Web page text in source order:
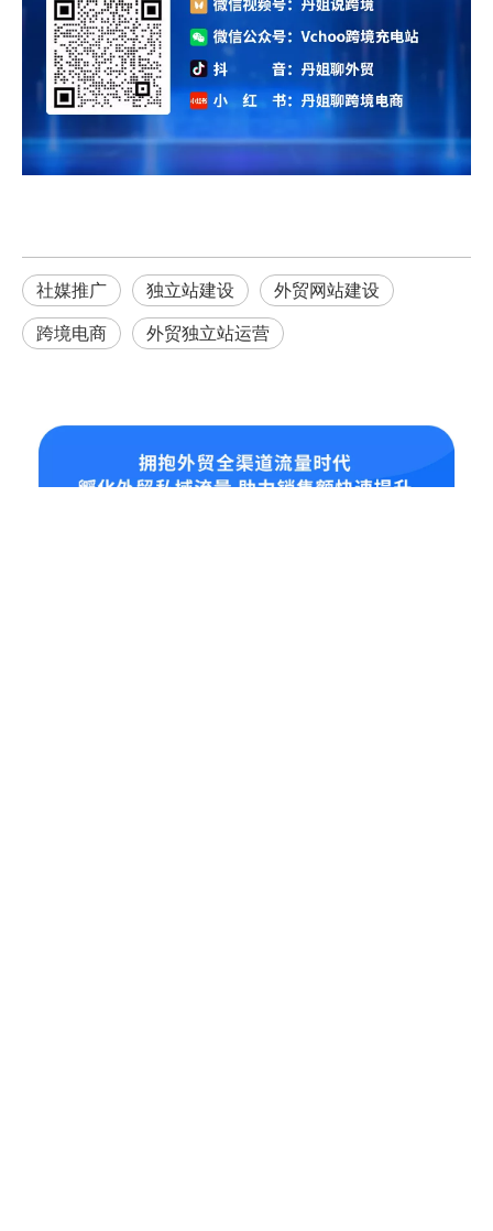
社媒推广 独立站建设 外贸网站建设
跨境电商 外贸独立站运营